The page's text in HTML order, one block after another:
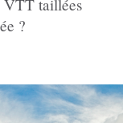
VTT taillées
?